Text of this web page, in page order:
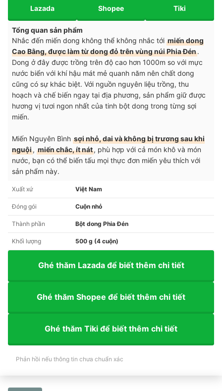
Lazada Shopee Tiki
Tổng quan sản phẩm
Nhắc đến miến dong không thể không nhắc tới miến dong
Cao Bằng, được làm từ dong đỏ trên vùng núi Phia Đén.
Dong ở đây được trồng trên độ cao hơn 1000m so với mực
nước biển với khí hậu mát mẻ quanh năm nên chất dong
cũng có sự khác biệt. Với nguồn nguyên liệu trồng, thu
hoạch và chế biến ngay tại địa phương, sản phẩm giữ được
hương vị tươi ngon nhất của tinh bột dong trong từng sợi
miến.
Miến Nguyên Bình sợi nhỏ, dai và không bị trương sau khi
nguội, miến chắc, ít nát, phù hợp với cả món khô và món
nước, bạn có thể biến tấu mọi thực đơn miến yêu thích với
sản phẩm này.
Xuất xứ Việt Nam
Đóng gói Cuộn nhỏ
Thành phần Bột dong Phia Đén
Khối lượng 500 g (4 cuộn)
Ghé thăm Lazada để biết thêm chi tiết
Ghé thăm Shopee để biết thêm chi tiết
Ghé thăm Tiki để biết thêm chi tiết
Phản hồi nếu thông tin chưa chuẩn xác